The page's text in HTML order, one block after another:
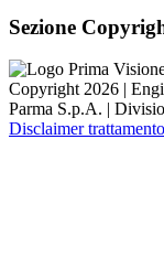
Sezione
Copyright 2026 |
Parma S.p.A. |
Disclaimer